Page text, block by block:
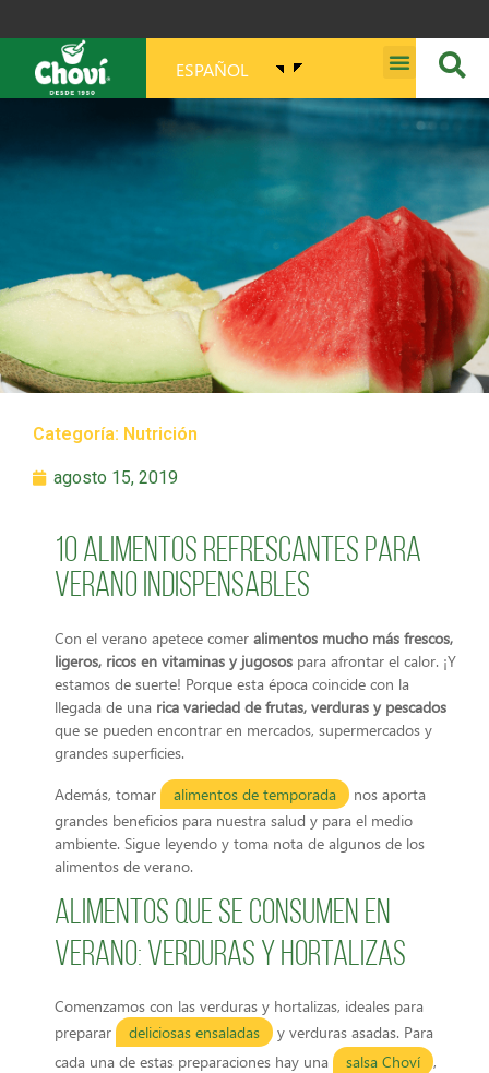
ESPAÑOL
Categoría: Nutrición
agosto 15, 2019
10 Alimentos refrescantes para
verano indispensables
Con el verano apetece comer alimentos mucho más frescos,
ligeros, ricos en vitaminas y jugosos para afrontar el calor. ¡Y
estamos de suerte! Porque esta época coincide con la
llegada de una rica variedad de frutas, verduras y pescados
que se pueden encontrar en mercados, supermercados y
grandes superficies.
Además, tomar alimentos de temporada
nos aporta
grandes beneficios para nuestra salud y para el medio
ambiente. Sigue leyendo y toma nota de algunos de los
alimentos de verano.
Alimentos que se consumen en
verano: verduras y hortalizas
Comenzamos con las verduras y hortalizas, ideales para
preparar
deliciosas ensaladas
y verduras asadas. Para
cada una de estas preparaciones hay una
salsa Choví
,